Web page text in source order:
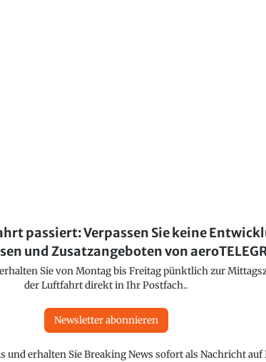
passiert: Verpassen Sie keine
und Zusatzangeboten von
Sie von Montag bis Freitag pünktlich zur
der Luftfahrt direkt in Ihr Postfach..
Newsletter abonnieren
und erhalten Sie Breaking News sofort als Nachricht